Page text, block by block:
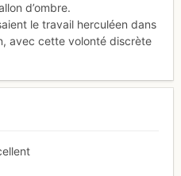
d’ombre.
le travail herculéen dans
avec cette volonté discrète